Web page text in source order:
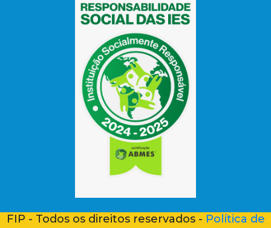
FIP - Todos os direitos reservados - Política de